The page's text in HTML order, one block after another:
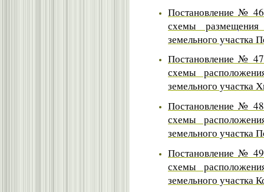
Постановление №
схемы
земельного участка
Постановление №
схемы
земельного
Постановление №
схемы
земельного участка
Постановление №
схемы
земельного участка